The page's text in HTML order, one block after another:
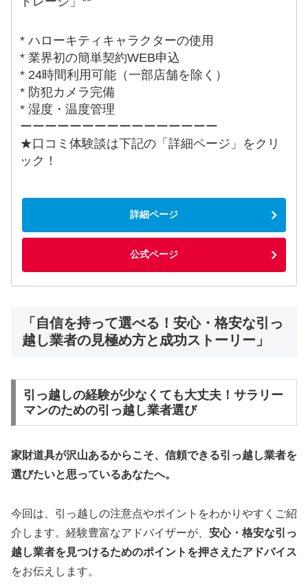
* ハローキティキャラクターの使用
* 業界初の簡単契約WEB申込
* 24時間利用可能（一部店舗を除く）
* 防犯カメラ完備
* 湿度・温度管理
ーーーーーーーーーーーーーーーー
★口コミ体験談は下記の「詳細ページ」をクリ
ック！
詳細ページ
公式ページ
「自信を持って選べる！安心・格安な引っ
越し業者の見極め方と成功ストーリー」
引っ越しの経験が少なくても大丈夫！サラリー
マンのための引っ越し業者選び
家財道具が沢山あるからこそ、信頼できる引っ越し業者を
選びたいと思っているあなたへ。
今回は、引っ越しの注意点やポイントをわかりやすくご紹
介します。経験豊富なアドバイザーが、 安心・格安な引っ
越し業者を見つけるためのポイントを押さえたアドバイス
をお伝えします。